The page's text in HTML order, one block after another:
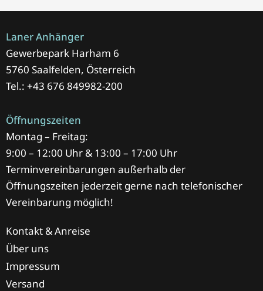
Laner Anhänger
Gewerbepark Harham 6
5760 Saalfelden, Österreich
Tel.: +43 676 849982-200
Öffnungszeiten
Montag – Freitag:
9:00 – 12:00 Uhr & 13:00 – 17:00 Uhr
Terminvereinbarungen außerhalb der
Öffnungszeiten jederzeit gerne nach telefonischer
Vereinbarung möglich!
Kontakt & Anreise
Über uns
Impressum
Versand